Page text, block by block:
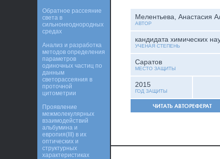
Мелентьева, Анастасия
АВТОР
кандидата химических
УЧЕНАЯ СТЕПЕНЬ
Саратов
МЕСТО ЗАЩИТЫ
2015
ГОД ЗАЩИТЫ
ЧИТАТЬ АВТОРЕФЕРАТ
Обратное рассеяние
света в
сильнонеоднородных
средах
Анализ и разработка
методов определения
параметров
одиночных частиц по
данным
светорассеяния в
проточной
цитометрии
Проявление
межмолекулярных
взаимодействий
альбумина и
европия(III) в их
оптических и
структурных
характеристиках